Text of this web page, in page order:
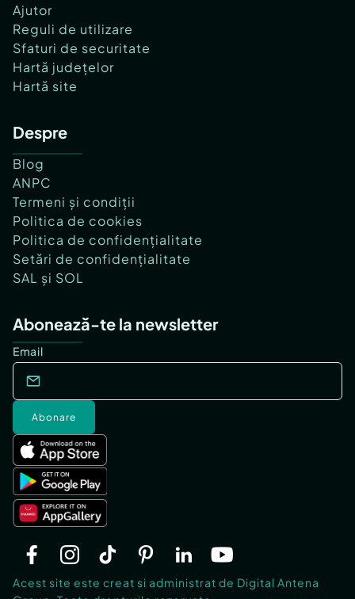
Ajutor
Reguli de utilizare
Sfaturi de securitate
Hartă județelor
Hartă site
Despre
Blog
ANPC
Termeni și condiții
Politica de cookies
Politica de confidențialitate
Setări de confidențialitate
SAL și SOL
Abonează-te la newsletter
Email
Abonare
Acest site este creat si administrat de Digital Antena